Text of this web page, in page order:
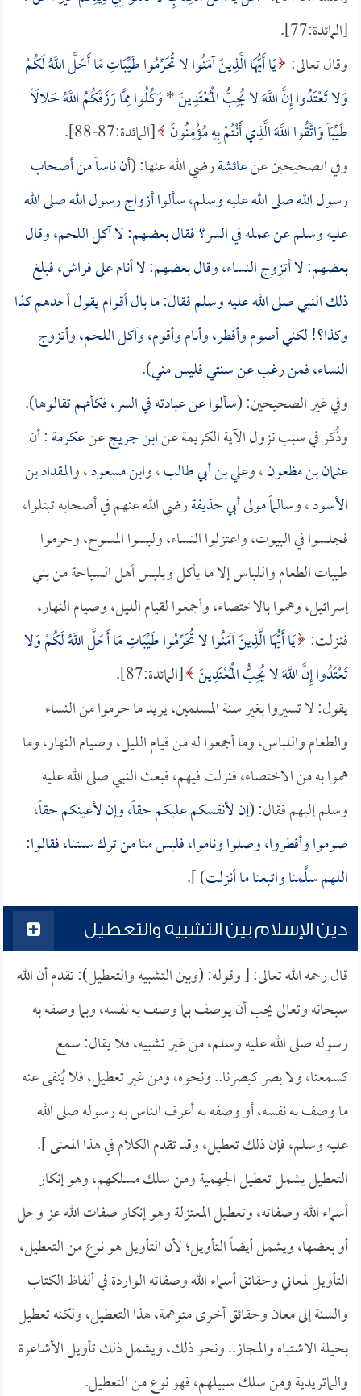
[المائدة:77].
وقال تعالى: يَا أَيُّهَا الَّذِينَ آمَنُوا لا تُحَرِّمُوا طَيِّبَاتِ مَا أَحَلَّ اللَّهُ لَكُمْ
وَلا تَعْتَدُوا إِنَّ اللَّهَ لا يُحِبُّ الْمُعْتَدِينَ*وَكُلُوا مِمَّا رَزَقَكُمُ اللَّهُ حَلالَاً
طَيِّبَاً وَاتَّقُوا اللَّهَ الَّذِي أَنْتُمْ بِهِ مُؤْمِنُونَ [المائدة:87-88].
وفي الصحيحين عنعائشةرضي الله عنها: (أن ناساً من أصحاب
رسول الله صلى الله عليه وسلم، سألوا أزواج رسول الله صلى الله
عليه وسلم عن عمله في السر؟ فقال بعضهم: لا آكل اللحم، وقال
بعضهم: لا أتزوج النساء، وقال بعضهم: لا أنام على فراش، فبلغ
ذلك النبي صلى الله عليه وسلم فقال: ما بال أقوام يقول أحدهم كذا
وكذا؟! لكني أصوم وأفطر، وأنام وأقوم، وآكل اللحم، وأتزوج
النساء، فمن رغب عن سنتي فليس مني).
وفي غير الصحيحين: (سألوا عن عبادته في السر، فكأنهم تقالوها).
وذُكر في سبب نزول الآية الكريمة عنابن جريجعنعكرمة: أن
عثمان بن مظعون، وعلي بن أبي طالب، وابن مسعود، والمقداد بن
الأسود، وسالماً مولى أبي حذيفةرضي الله عنهم في أصحابه تبتلوا،
فجلسوا في البيوت، واعتزلوا النساء، ولبسوا المسوح، وحرموا
طيبات الطعام واللباس إلا ما يأكل ويلبس أهل السياحة من بني
إسرائيل، وهموا بالاختصاء، وأجمعوا لقيام الليل، وصيام النهار،
فنزلت: يَا أَيُّهَا الَّذِينَ آمَنُوا لا تُحَرِّمُوا طَيِّبَاتِ مَا أَحَلَّ اللَّهُ لَكُمْ وَلا
تَعْتَدُوا إِنَّ اللَّهَ لا يُحِبُّ الْمُعْتَدِينَ [المائدة:87].
يقول: لا تسيروا بغير سنة المسلمين، يريد ما حرموا من النساء
والطعام واللباس، وما أجمعوا له من قيام الليل، وصيام النهار، وما
هموا به من الاختصاء، فنزلت فيهم، فبعث النبي صلى الله عليه
وسلم إليهم فقال: (إن لأنفسكم عليكم حقاً، وإن لأعينكم حقاً،
صوموا وأفطروا، وصلوا وناموا، فليس منا من ترك سنتنا، فقالوا:
اللهم سلَّمنا واتبعنا ما أنزلت) ].
دين الإسلام بين التشبيه والتعطيل
قال رحمه الله تعالى: [ وقوله: (وبين التشبيه والتعطيل): تقدم أن الله
سبحانه وتعالى يحب أن يوصف بما وصف به نفسه، وبما وصفه به
رسوله صلى الله عليه وسلم، من غير تشبيه، فلا يقال: سمع
كسمعنا، ولا بصر كبصرنا.. ونحوه، ومن غير تعطيل، فلا يُنفى عنه
ما وصف به نفسه، أو وصفه به أعرف الناس به رسوله صلى الله
عليه وسلم، فإن ذلك تعطيل، وقد تقدم الكلام في هذا المعنى ].
التعطيل يشمل تعطيل الجهمية ومن سلك مسلكهم، وهو إنكار
أسماء الله وصفاته، وتعطيل المعتزلة وهو إنكار صفات الله عز وجل
أو بعضها، ويشمل أيضاً التأويل؛ لأن التأويل هو نوع من التعطيل،
التأويل لمعاني وحقائق أسماء الله وصفاته الواردة في ألفاظ الكتاب
والسنة إلى معان وحقائق أخرى متوهمة، هذا التعطيل، ولكنه تعطيل
بحيلة الاشتباه والمجاز.. ونحو ذلك، ويشمل ذلك تأويل الأشاعرة
والماتريدية ومن سلك سبيلهم، فهو نوع من التعطيل.